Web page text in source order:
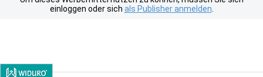
einloggen oder sich als Publisher anmelden